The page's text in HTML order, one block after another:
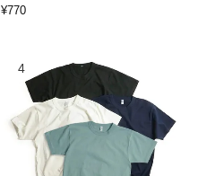
¥770